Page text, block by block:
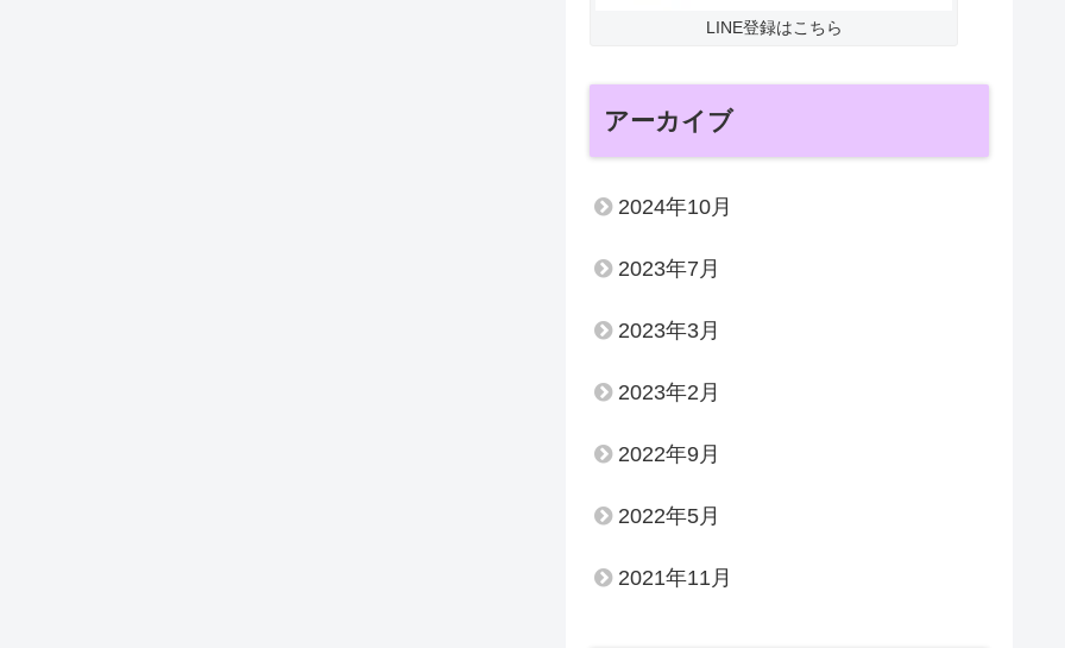
LINE登録はこちら
アーカイブ
2024年10月
2023年7月
2023年3月
2023年2月
2022年9月
2022年5月
2021年11月